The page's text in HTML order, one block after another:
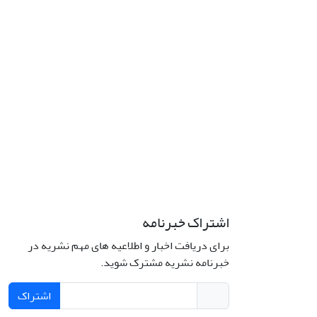
اشتراک خبرنامه
برای دریافت اخبار و اطلاعیه های مهم نشریه در
خبرنامه نشریه مشترک شوید.
اشتراک